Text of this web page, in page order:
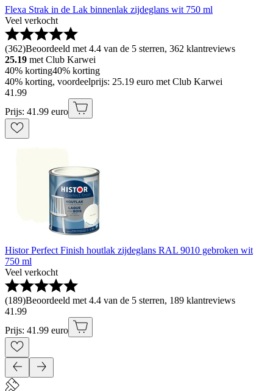
Flexa Strak in de Lak binnenlak zijdeglans wit 750 ml
Veel verkocht
(362)Beoordeeld met 4.4 van de 5 sterren, 362 klantreviews
25.19 met Club Karwei
40% korting40% korting
40% korting, voordeelprijs: 25.19 euro met Club Karwei
41 .99
Prijs: 41.99 euro
Histor Perfect Finish houtlak zijdeglans RAL 9010 gebroken wit
750 ml
Veel verkocht
(189)Beoordeeld met 4.4 van de 5 sterren, 189 klantreviews
41 .99
Prijs: 41.99 euro